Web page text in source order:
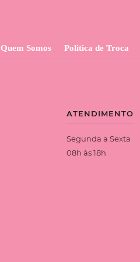
Quem Somos Politica de Troca
ATENDIMENTO
Segunda a Sexta
08h às 18h